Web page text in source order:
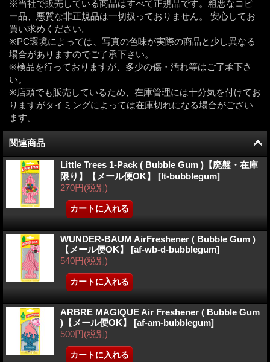
※当社で販売している商品はすべて正規品です。粗悪なコピ
ー品、悪質な非正規品は一切扱っておりません。 安心してお
買い求めください。
※PC環境によっては、写真の色味が実際の商品と少し異なる
場合がありますのでご了承下さい。
※検品を行っておりますが、多少の傷・汚れ等はご了承下さ
い。
※店頭でも販売しているため、在庫管理には十分気を付けてお
りますがタイミングによっては在庫切れになる場合がござい
ます。
関連商品
Little Trees 1-Pack ( Bubble Gum )【廃盤・在庫
限り】【メール便OK】 [lt-bubblegum]
270円(税別)
WUNDER-BAUM AirFreshener ( Bubble Gum )
【メール便OK】 [af-wb-d-bubblegum]
540円(税別)
ARBRE MAGIQUE Air Freshener ( Bubble Gum
)【メール便OK】 [af-am-bubblegum]
500円(税別)